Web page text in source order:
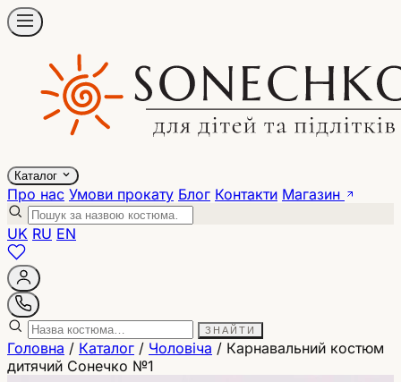
Каталог
Про нас Умови прокату Блог Контакти Магазин
UK RU EN
ЗНАЙТИ
Головна / Каталог / Чоловіча / Карнавальний костюм
дитячий Сонечко №1